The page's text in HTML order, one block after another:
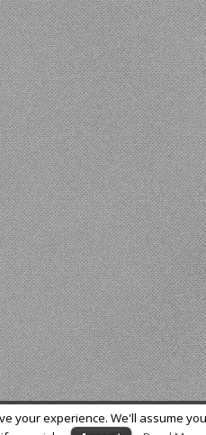
your experience. We'll assume